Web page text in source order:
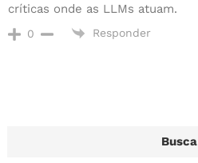
críticas onde as LLMs atuam.
0 Responder
Busca